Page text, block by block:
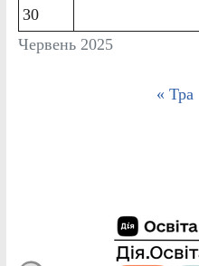
Червень 2025
30
« Тра